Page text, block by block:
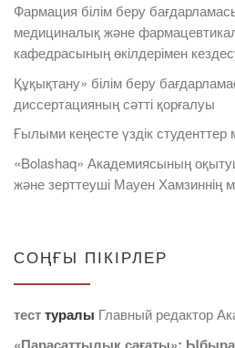
Фармация білім беру
медициналық және
кафедрасының өкілдерімен
Құқықтану» білім беру
диссертацияның сәтті қорғалуы
Ғылыми кеңесте үздік
«Bolashaq» Академиясының
және зерттеуші Мауен Хамзиннің
СОҢҒЫ ПІКІРЛЕР
тесттуралы Главный редактор